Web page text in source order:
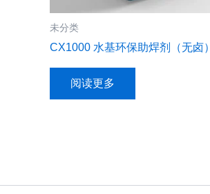
未分类
CX1000 水基环保助焊剂（无卤）
阅读更多